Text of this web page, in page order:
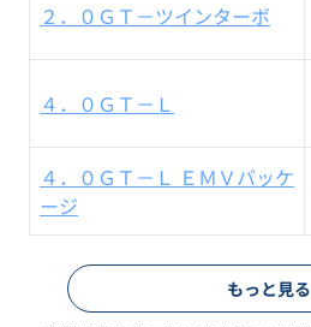
２．０ＧＴ－ツインターボ
４．０ＧＴ－Ｌ
４．０ＧＴ－Ｌ ＥＭＶパッケ
ージ
もっと見る